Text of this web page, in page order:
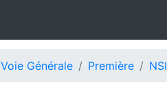
Voie Générale Première NSI